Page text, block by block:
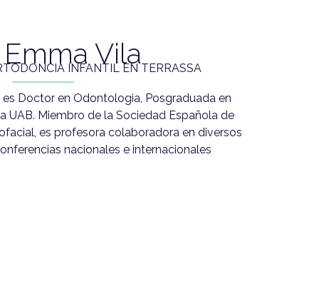
Vila
INFANTIL EN TERRASSA
Doctor en Odontologia, Posgraduada en
UAB. Miembro de la Sociedad Española de
es profesora colaboradora en diversos
nacionales e internacionales